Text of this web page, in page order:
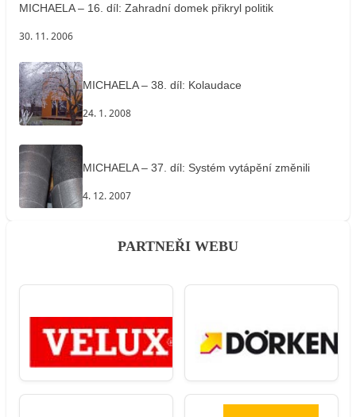
MICHAELA – 16. díl: Zahradní domek přikryl politik
30. 11. 2006
MICHAELA – 38. díl: Kolaudace
24. 1. 2008
MICHAELA – 37. díl: Systém vytápění změnili
4. 12. 2007
PARTNEŘI WEBU